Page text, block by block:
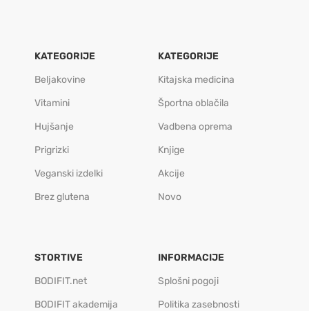
KATEGORIJE
Beljakovine
Vitamini
Hujšanje
Prigrizki
Veganski izdelki
Brez glutena
KATEGORIJE
Kitajska medicina
Športna oblačila
Vadbena oprema
Knjige
Akcije
Novo
STORTIVE
BODIFIT.net
BODIFIT akademija
INFORMACIJE
Splošni pogoji
Politika zasebnosti